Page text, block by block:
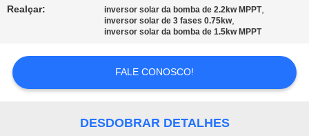
DO
SITE
POLÍTICA
Realçar: inversor solar da bomba de 2.2kw MPPT,
inversor solar de 3 fases 0.75kw,
inversor solar da bomba de 1.5kw MPPT
FALE CONOSCO!
DESDOBRAR DETALHES